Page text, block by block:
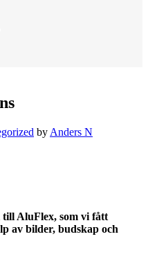
by Anders N
till AluFlex, som vi fått
av bilder, budskap och